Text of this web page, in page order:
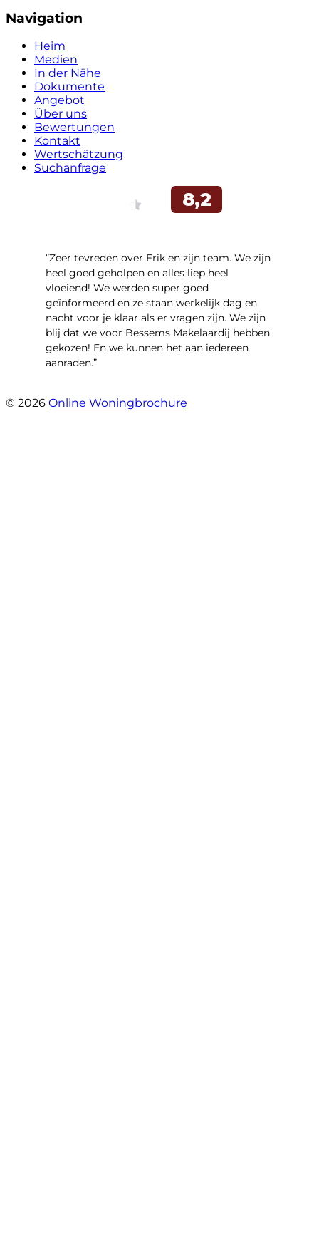
Navigation
Heim
Medien
In der Nähe
Dokumente
Angebot
Über uns
Bewertungen
Kontakt
Wertschätzung
Suchanfrage
“Zeer tevreden over Erik en zijn team. We zijn
heel goed geholpen en alles liep heel
vloeiend! We werden super goed
geïnformeerd en ze staan werkelijk dag en
nacht voor je klaar als er vragen zijn. We zijn
blij dat we voor Bessems Makelaardij hebben
gekozen! En we kunnen het aan iedereen
aanraden.”
© 2026 Online Woningbrochure